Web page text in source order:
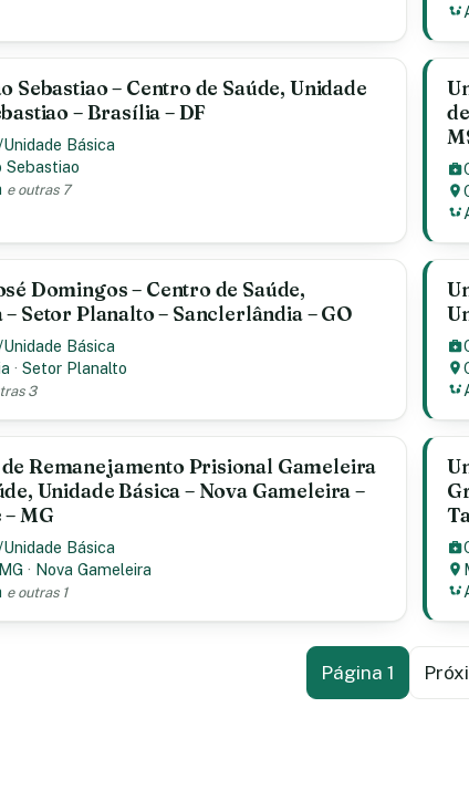
Sebastiao – Centro de Saúde, Unidade
– Brasília – DF
Básica
Sebastiao
e outras 7
Domingos – Centro de Saúde,
– Setor Planalto – Sanclerlândia – GO
Básica
·Setor Planalto
3
Remanejamento Prisional Gameleira
Unidade Básica – Nova Gameleira –
MG
Básica
MG · Nova Gameleira
e outras 1
Página 1